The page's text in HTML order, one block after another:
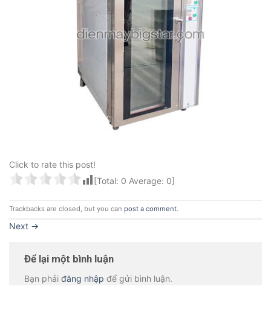
Click to rate this post!
[Total: 0 Average: 0]
Trackbacks are closed, but you can post a comment.
Next →
Để lại một bình luận
Bạn phải đăng nhập để gửi bình luận.